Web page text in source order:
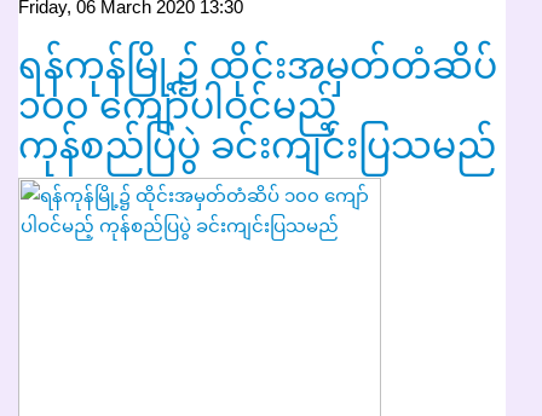
Friday, 06 March 2020 13:30
ရန်ကုန်မြို့၌ ထိုင်းအမှတ်တံဆိပ်
၁၀၀ ကျော်ပါဝင်မည့်
ကုန်စည်ပြပွဲ ခင်းကျင်းပြသမည်